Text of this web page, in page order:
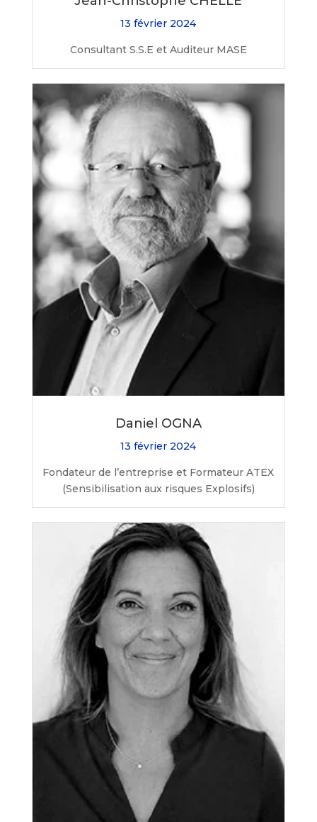
13 février 2024
Consultant S.S.E et Auditeur MASE
Daniel OGNA
13 février 2024
Fondateur de l’entreprise et Formateur ATEX
(Sensibilisation aux risques Explosifs)